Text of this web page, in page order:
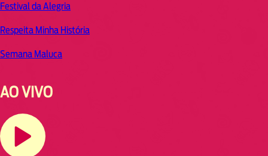
Festival da Alegria
Respeita Minha História
Semana Maluca
AO VIVO